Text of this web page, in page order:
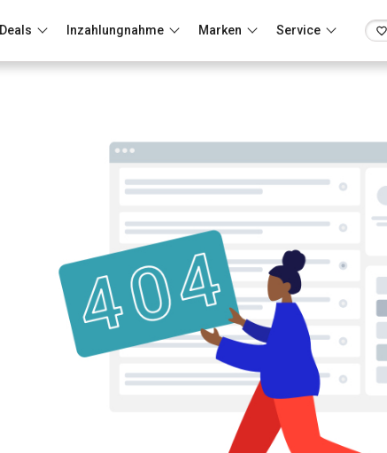
Deals Inzahlungnahme Marken Service